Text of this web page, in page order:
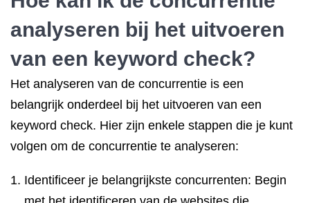
analyseren bij het uitvoeren
van een keyword check?
Het analyseren van de concurrentie is een
belangrijk onderdeel bij het uitvoeren van een
keyword check. Hier zijn enkele stappen die je kunt
volgen om de concurrentie te analyseren:
Identificeer je belangrijkste concurrenten: Begin